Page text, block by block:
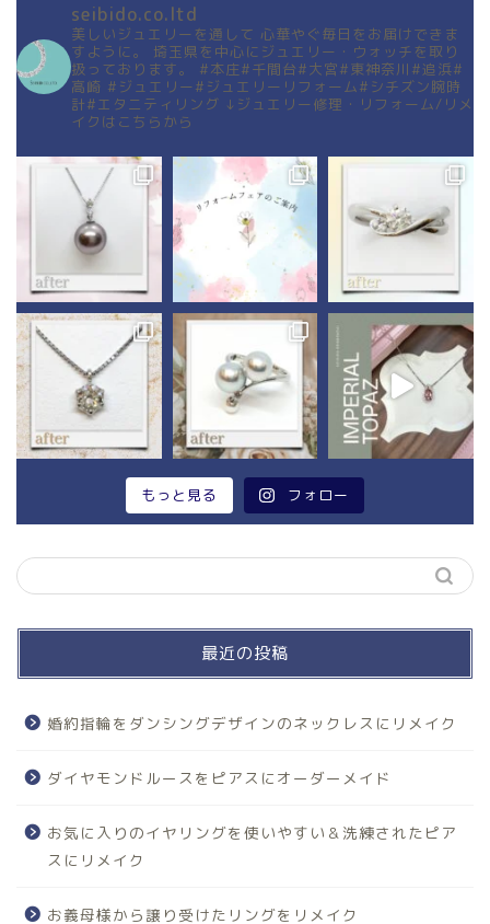
seibido.co.ltd
美しいジュエリーを通して 心華やぐ毎日をお届けできま
すように。
埼玉県を中心にジュエリー・ウォッチを取り
扱っております。
#本庄#千間台#大宮#東神奈川#追浜#
高崎 #ジュエリー#ジュエリーリフォーム#シチズン腕時
計#エタニティリング ↓ジュエリー修理・リフォーム/リメ
イクはこちらから
もっと見る フォロー
最近の投稿
婚約指輪をダンシングデザインのネックレスにリメイク
ダイヤモンドルースをピアスにオーダーメイド
お気に入りのイヤリングを使いやすい＆洗練されたピア
スにリメイク
お義母様から譲り受けたリングをリメイク